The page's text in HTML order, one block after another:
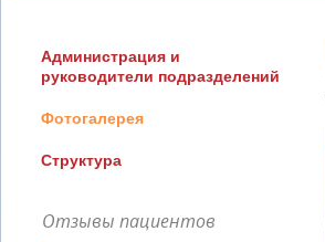
Администрация и
руководители подразделений
Фотогалерея
Структура
Отзывы пациентов